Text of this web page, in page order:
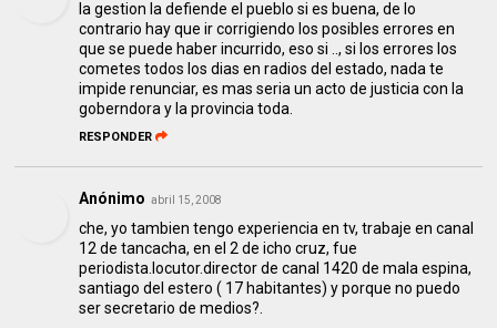
la gestion la defiende el pueblo si es buena, de lo
contrario hay que ir corrigiendo los posibles errores en
que se puede haber incurrido, eso si .., si los errores los
cometes todos los dias en radios del estado, nada te
impide renunciar, es mas seria un acto de justicia con la
goberndora y la provincia toda.
RESPONDER
Anónimo abril 15, 2008
che, yo tambien tengo experiencia en tv, trabaje en canal
12 de tancacha, en el 2 de icho cruz, fue
periodista.locutor.director de canal 1420 de mala espina,
santiago del estero ( 17 habitantes) y porque no puedo
ser secretario de medios?.